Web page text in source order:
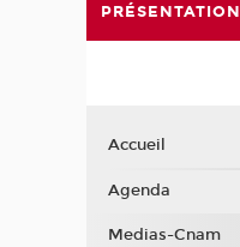
PRÉSENTATION
Accueil
Agenda
Medias-Cnam